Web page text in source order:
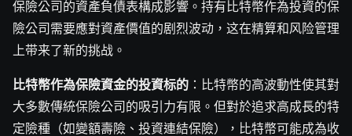
保險公司的資產負債表構成影響。持有比特幣作為投資的保
險公司需要應對資產價值的剧烈波动，这在精算和风险管理
上带来了新的挑战。
比特幣作為保險資金的投資标的 ：比特幣的高波動性使其對
大多數傳統保險公司的吸引力有限。但對於追求高成長的特
定險種（如變額壽險、投資連結保險），比特幣可能成為收